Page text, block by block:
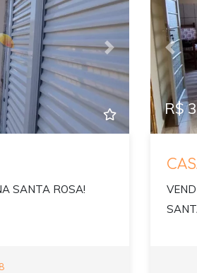
Next
SANTA ROSA!
R$